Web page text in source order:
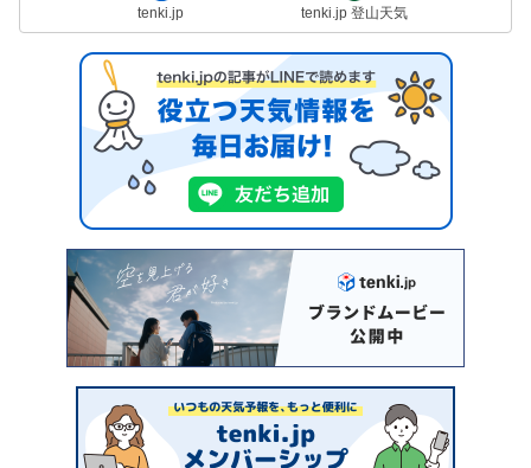
tenki.jp tenki.jp 登山天気